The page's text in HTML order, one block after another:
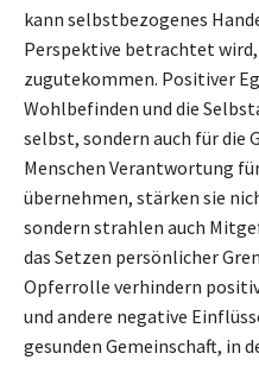
kann selbstbezogenes
Perspektive betrachtet
zugutekommen. Positiver
Wohlbefinden und die
selbst, sondern auch für die
Menschen Verantwortung
übernehmen, stärken sie
sondern strahlen auch
das Setzen persönlicher
Opferrolle verhindern
und andere negative
gesunden Gemeinschaft, in